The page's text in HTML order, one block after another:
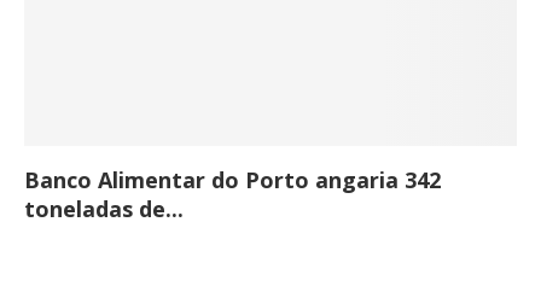
Banco Alimentar do Porto angaria 342
toneladas de...